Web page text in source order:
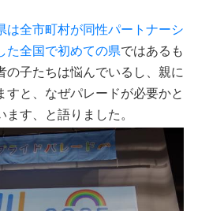
は全市町村が同性パートナーシ
た全国で初めての県ではあるも
の子たちは悩んでいるし、親に
すと、なぜパレードが必要かと
す、と語りました。